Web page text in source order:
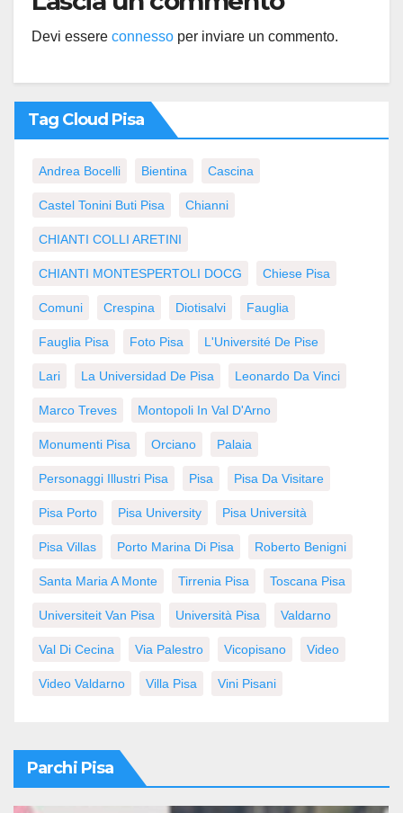
Devi essere connesso per inviare un commento.
Tag Cloud Pisa
Andrea Bocelli Bientina Cascina
Castel Tonini Buti Pisa Chianni
CHIANTI COLLI ARETINI
CHIANTI MONTESPERTOLI DOCG Chiese Pisa
Comuni Crespina Diotisalvi Fauglia
Fauglia Pisa Foto Pisa L'Université De Pise
Lari La Universidad De Pisa Leonardo Da Vinci
Marco Treves Montopoli In Val D'Arno
Monumenti Pisa Orciano Palaia
Personaggi Illustri Pisa Pisa Pisa Da Visitare
Pisa Porto Pisa University Pisa Università
Pisa Villas Porto Marina Di Pisa Roberto Benigni
Santa Maria A Monte Tirrenia Pisa Toscana Pisa
Universiteit Van Pisa Università Pisa Valdarno
Val Di Cecina Via Palestro Vicopisano Video
Video Valdarno Villa Pisa Vini Pisani
Parchi Pisa